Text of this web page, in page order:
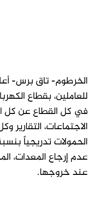
الخرطوم- تاق برس-
للعاملين، بقطاع
في كل القطاع عن كل
الاجتماعات، التقارير
عدم إرجاع المعدات،
عند خروجها.